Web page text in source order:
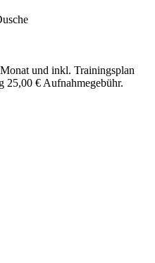
und inkl. Trainingsplan
25,00 € Aufnahmegebühr.